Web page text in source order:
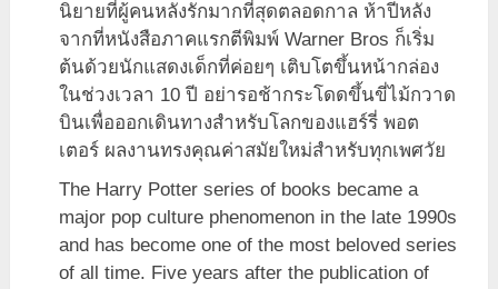
นิยายที่ผู้คนหลังรักมากที่สุดตลอดกาล ห้าปีหลัง
จากที่หนังสือภาคแรกตีพิมพ์ Warner Bros ก็เริ่ม
ต้นด้วยนักแสดงเด็กที่ค่อยๆ เติบโตขึ้นหน้ากล่อง
ในช่วงเวลา 10 ปี อย่ารอช้ากระโดดขึ้นขี่ไม้กวาด
บินเพื่อออกเดินทางสำหรับโลกของแฮร์รี่ พอต
เตอร์ ผลงานทรงคุณค่าสมัยใหม่สำหรับทุกเพศวัย
The Harry Potter series of books became a
major pop culture phenomenon in the late 1990s
and has become one of the most beloved series
of all time. Five years after the publication of